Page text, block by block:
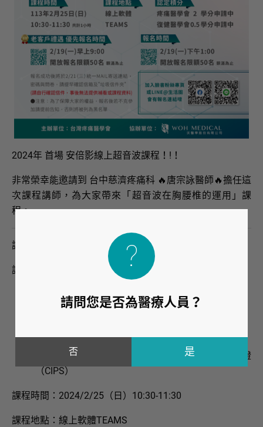
請問您是否為醫療人員？
否
2024年 首場 安倍影線上超音波課程！!！
非常榮幸能邀請到 台中慈濟疼痛科 🔥唐宗詠醫師🔥擔任這
次課程講師，為大家帶來「超音波在胸腰椎的運用」課
程。
講師：唐宗詠 醫師
講師經歷：
馬偕紀念醫院麻醉部疼痛科
台灣疼痛醫學會監事
世界疼痛學會介入性疼痛治療認證醫師（FIPP）
世界疼痛學會超音波介入性疼痛治療專業認證
（CIPS）
課程時間：2024/2/25（日）10:30-11:30
課程地點：線上軟體TEAMS